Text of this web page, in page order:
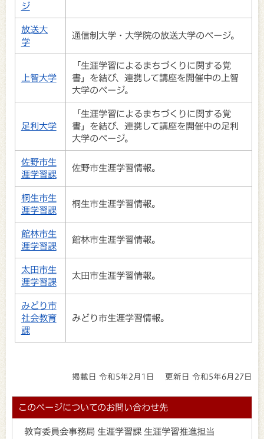
ジ
放送大
学
通信制大学・大学院の放送大学のページ。
上智大学
「生涯学習によるまちづくりに関する覚
書」を結び、連携して講座を開催中の上智
大学のページ。
足利大学
「生涯学習によるまちづくりに関する覚
書」を結び、連携して講座を開催中の足利
大学のページ。
佐野市生
涯学習課
佐野市生涯学習情報。
桐生市生
涯学習課
桐生市生涯学習情報。
館林市生
涯学習課
館林市生涯学習情報。
太田市生
涯学習課
太田市生涯学習情報。
みどり市
社会教育
課
みどり市生涯学習情報。
掲載日 令和5年2月1日 更新日 令和5年6月27日
このページについてのお問い合わせ先
教育委員会事務局 生涯学習課 生涯学習推進担当